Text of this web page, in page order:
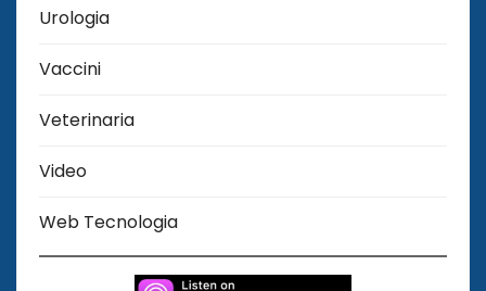
Urologia
Vaccini
Veterinaria
Video
Web Tecnologia